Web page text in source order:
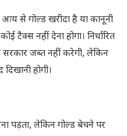
से गोल्ड खरीदा है या कानूनी
टैक्स नहीं देना होगा। निर्धारित
सरकार जब्त नहीं करेगी, लेकिन
होगी।
पड़ता, लेकिन गोल्ड बेचने पर